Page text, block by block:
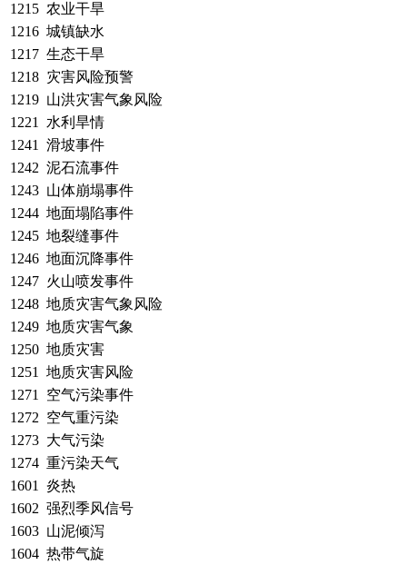
1215 农业干旱
1216 城镇缺水
1217 生态干旱
1218 灾害风险预警
1219 山洪灾害气象风险
1221
水利旱情
1241
滑坡事件
1242 泥石流事件
1243 山体崩塌事件
1244 地面塌陷事件
1245 地裂缝事件
1246 地面沉降事件
1247 火山喷发事件
1248 地质灾害气象风险
1249 地质灾害气象
1250 地质灾害
1251
地质灾害风险
1271
空气污染事件
1272 空气重污染
1273 大气污染
1274 重污染天气
1601
炎热
1602 强烈季风信号
1603 山泥倾泻
1604 热带气旋